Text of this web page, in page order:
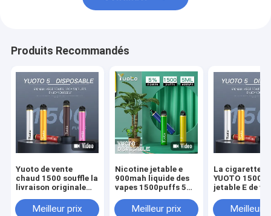
Produits Recommandés
Yuoto de vente
chaud 1500 souffle la
livraison originale
YUOTO Vape
Meilleur prix
Nicotine jetable e
900mah liquide des
vapes 1500puffs 5ml
Meilleur prix
La cigarette
YUOTO 1500
jetable E de
la vente 6ml
Meilleur